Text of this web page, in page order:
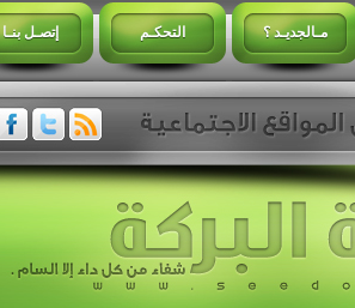
مـالجديـد ؟ التحكـم إتصـل بنـا